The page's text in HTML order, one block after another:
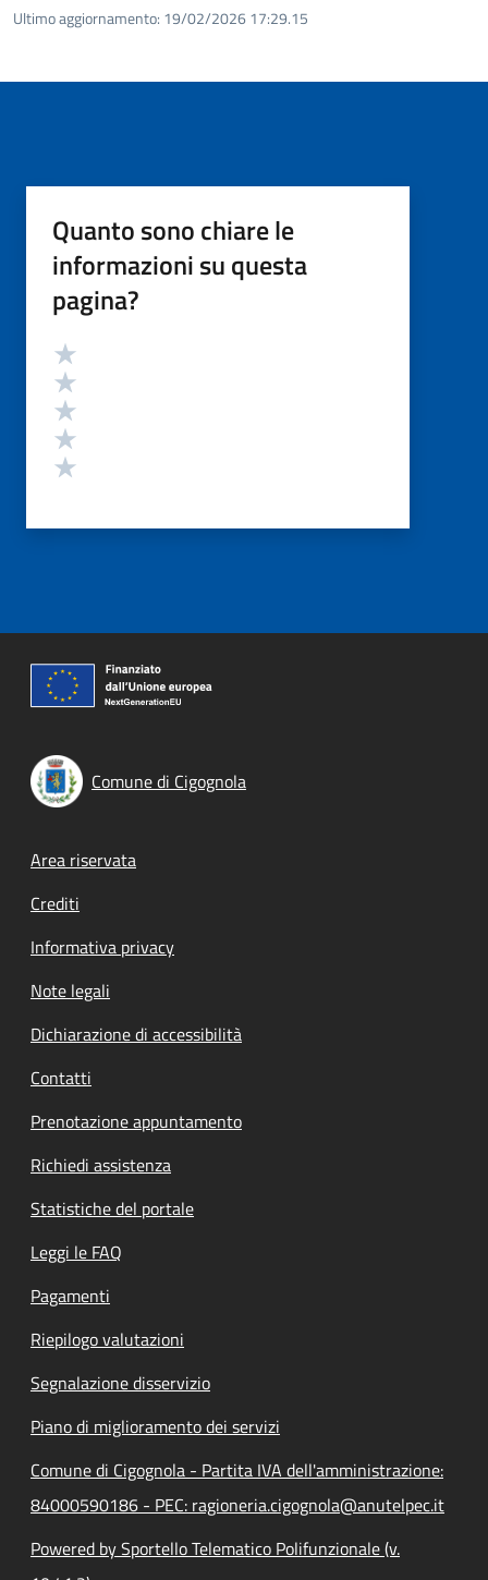
Ultimo aggiornamento: 19/02/2026 17:29.15
Quanto sono chiare le
informazioni su questa
pagina?
Valutazione
Comune di Cigognola
Footer menu
Area riservata
Crediti
Informativa privacy
Note legali
Dichiarazione di accessibilità
Contatti
Prenotazione appuntamento
Richiedi assistenza
Statistiche del portale
Leggi le FAQ
Pagamenti
Riepilogo valutazioni
Segnalazione disservizio
Piano di miglioramento dei servizi
Comune di Cigognola - Partita IVA dell'amministrazione:
84000590186 - PEC: ragioneria.cigognola@anutelpec.it
Powered by Sportello Telematico Polifunzionale (v.